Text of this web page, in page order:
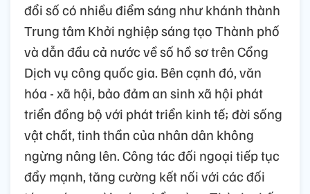
đổi số có nhiều điểm sáng như khánh thành
Trung tâm Khởi nghiệp sáng tạo Thành phố
và dẫn đầu cả nước về số hồ sơ trên Cổng
Dịch vụ công quốc gia. Bên cạnh đó, văn
hóa - xã hội, bảo đảm an sinh xã hội phát
triển đồng bộ với phát triển kinh tế; đời sống
vật chất, tinh thần của nhân dân không
ngừng nâng lên. Công tác đối ngoại tiếp tục
đẩy mạnh, tăng cường kết nối với các đối